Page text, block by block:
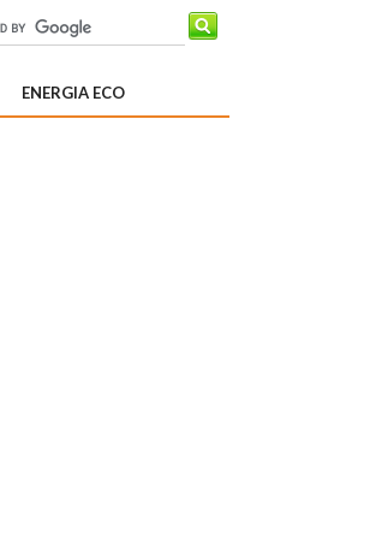
ENERGIA ECO